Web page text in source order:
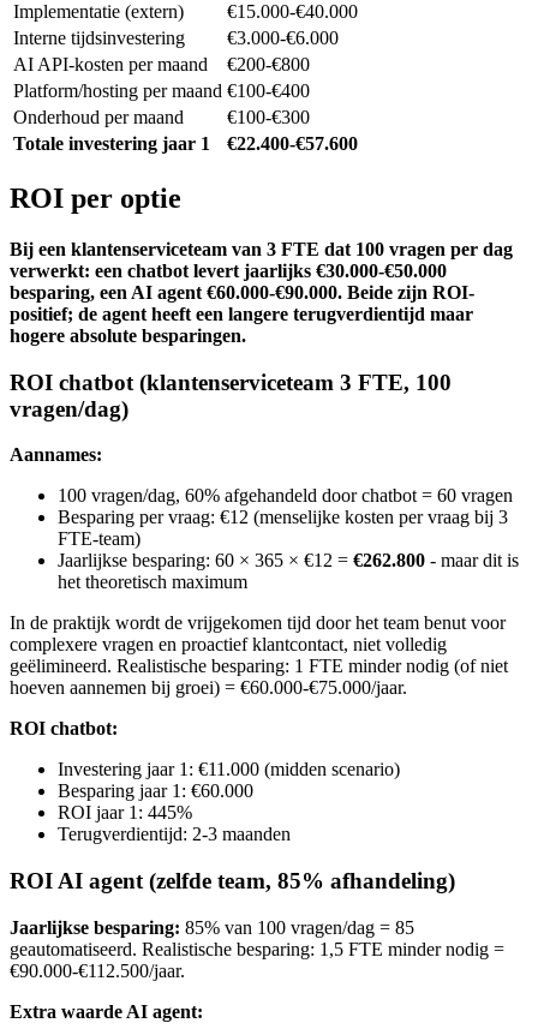
Implementatie (extern)
€15.000-€40.000
Interne tijdsinvestering
€3.000-€6.000
AI API-kosten per maand
€200-€800
Platform/hosting per maand €100-€400
Onderhoud per maand
€100-€300
Totale investering jaar 1
€22.400-€57.600
ROI per optie
Bij een klantenserviceteam van 3 FTE dat 100 vragen per dag
verwerkt: een chatbot levert jaarlijks €30.000-€50.000
besparing, een AI agent €60.000-€90.000. Beide zijn ROI-
positief; de agent heeft een langere terugverdientijd maar
hogere absolute besparingen.
ROI chatbot (klantenserviceteam 3 FTE, 100
vragen/dag)
Aannames:
100 vragen/dag, 60% afgehandeld door chatbot = 60 vragen
Besparing per vraag: €12 (menselijke kosten per vraag bij 3
FTE-team)
Jaarlijkse besparing: 60 × 365 × €12 = €262.800 - maar dit is
het theoretisch maximum
In de praktijk wordt de vrijgekomen tijd door het team benut voor
complexere vragen en proactief klantcontact, niet volledig
geëlimineerd. Realistische besparing: 1 FTE minder nodig (of niet
hoeven aannemen bij groei) = €60.000-€75.000/jaar.
ROI chatbot:
Investering jaar 1: €11.000 (midden scenario)
Besparing jaar 1: €60.000
ROI jaar 1: 445%
Terugverdientijd: 2-3 maanden
ROI AI agent (zelfde team, 85% afhandeling)
Jaarlijkse besparing: 85% van 100 vragen/dag = 85
geautomatiseerd. Realistische besparing: 1,5 FTE minder nodig =
€90.000-€112.500/jaar.
Extra waarde AI agent: